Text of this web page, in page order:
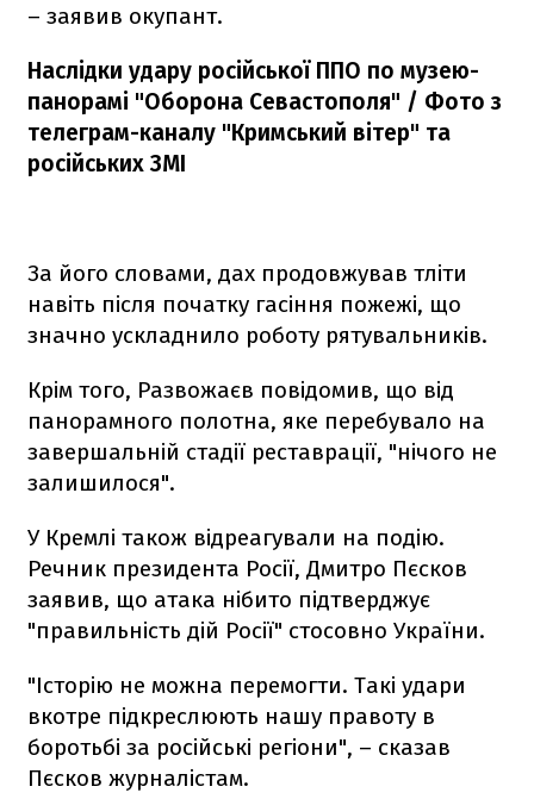
– заявив окупант.
Наслідки удару російської ППО по музею-
панорамі "Оборона Севастополя" / Фото з
телеграм-каналу "Кримський вітер" та
російських ЗМІ
За його словами, дах продовжував тліти
навіть після початку гасіння пожежі, що
значно ускладнило роботу рятувальників.
Крім того, Развожаєв повідомив, що від
панорамного полотна, яке перебувало на
завершальній стадії реставрації, "нічого не
залишилося".
У Кремлі також відреагували на подію.
Речник президента Росії, Дмитро Пєсков
заявив, що атака нібито підтверджує
"правильність дій Росії" стосовно України.
"Історію не можна перемогти. Такі удари
вкотре підкреслюють нашу правоту в
боротьбі за російські регіони", – сказав
Пєсков журналістам.